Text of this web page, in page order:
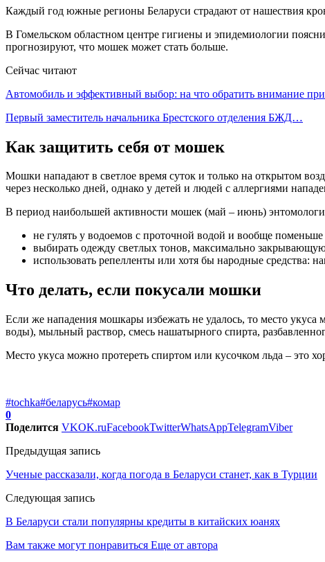
Каждый год южные регионы Беларуси страдают от нашествия
В Гомельском областном центре гигиены и эпидемиологии
прогнозируют, что мошек может стать больше.
Сейчас читают
Автомобиль и эффективный выбор: на что обратить внимание
Первый заместитель начальника Брестского отделения БЖД…
Как защитить себя от мошек
Мошки нападают в светлое время суток и только на открытом
через несколько дней, однако у детей и людей с аллергиями
В период наибольшей активности мошек (май – июнь) энтомологи
не гулять у водоемов с проточной водой и вообще
выбирать одежду светлых тонов, максимально
использовать репелленты или хотя бы народные средства:
Что делать, если покусали мошки
Если же нападения мошкары избежать не удалось, то место
воды), мыльный раствор, смесь нашатырного спирта,
Место укуса можно протереть спиртом или кусочком льда – это
#tochka#беларусь#комар
0
Поделится VKOK.ruFacebookTwitterWhatsAppTelegramViber
Предыдущая запись
Ученые рассказали, когда погода в Беларуси станет, как в Турции
Следующая запись
В Беларуси стали популярны кредиты в китайских юанях
Вам также могут понравиться Еще от автора